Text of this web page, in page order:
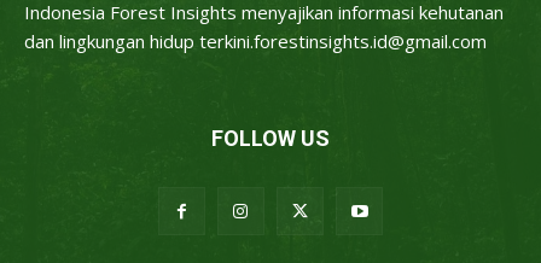
Indonesia Forest Insights menyajikan informasi kehutanan
dan lingkungan hidup terkini.forestinsights.id@gmail.com
FOLLOW US